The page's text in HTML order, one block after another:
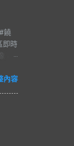
饒
即時
#
士
光
一
內容